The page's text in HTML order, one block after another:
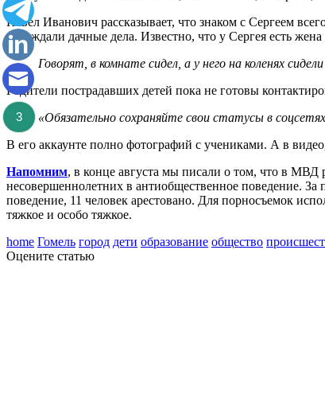
Павел Иванович рассказывает, что знаком с Сергеем
обсуждали дачные дела. Известно, что у Сергея есть
Говорят, в комнате сидел, а у него на коленях
Родители пострадавших детей пока не готовы
«Обязательно сохраняйте свои статусы в
В его аккаунте полно фотографий с учениками. А в
Напомним, в конце августа мы писали о том, что в МВД
несовершеннолетних в антиобщественное поведение.
поведение, 11 человек арестовано. Для порносъемок
тяжкое и особо тяжкое.
home Гомель город дети образование общество
Оцените статью
3